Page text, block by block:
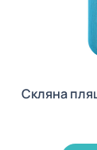
Скляна